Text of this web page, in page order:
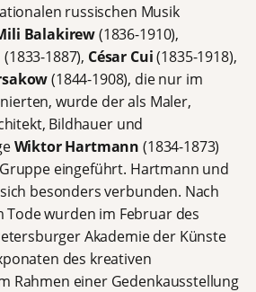
russischen Musik
Balakirew(1836-1910),
(1833-1887), César Cui(1835-1918),
(1844-1908), die nur im
wurde der als Maler,
Bildhauer und
Wiktor Hartmann (1834-1873)
eingeführt. Hartmann und
besonders verbunden. Nach
wurden im Februar des
Akademie der Künste
des kreativen
Rahmen einer Gedenkausstellung